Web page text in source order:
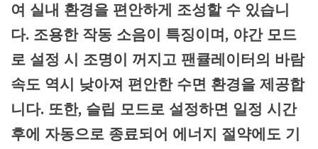
여 실내 환경을 편안하게 조성할 수 있습니
다. 조용한 작동 소음이 특징이며, 야간 모드
로 설정 시 조명이 꺼지고 팬큘레이터의 바람
속도 역시 낮아져 편안한 수면 환경을 제공합
니다. 또한, 슬립 모드로 설정하면 일정 시간
후에 자동으로 종료되어 에너지 절약에도 기